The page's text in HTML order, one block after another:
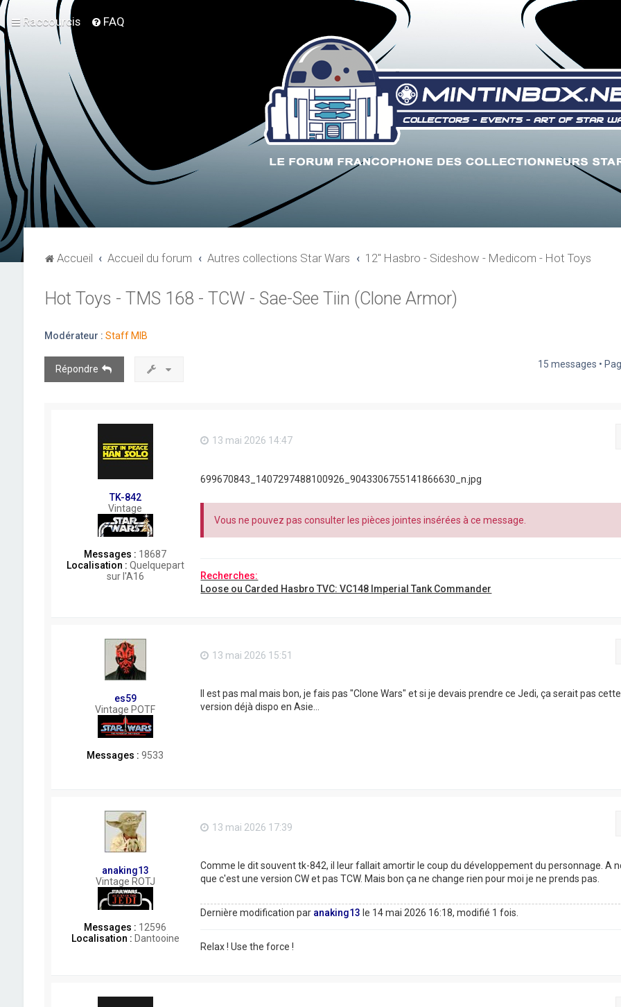
Raccourcis FAQ
Accueil Accueil du forum Autres collections Star Wars 12" Hasbro - Sideshow - Medicom - Hot Toys
Hot Toys - TMS 168 - TCW - Sae-See Tiin (Clone Armor)
Modérateur : Staff MIB
Répondre 15 messages •
TK-842
Vintage
Messages : 18687
Localisation : Quelquepart
sur l'A16
13 mai 2026 14:47
699670843_1407297488100926_9043306755141866630_n.jpg
Vous ne pouvez pas consulter les pièces jointes insérées à ce message.
Recherches:
Loose ou Carded Hasbro TVC: VC148 Imperial Tank Commander
es59
Vintage POTF
Messages : 9533
13 mai 2026 15:51
Il est pas mal mais bon, je fais pas "Clone Wars" et si je devais prendre ce Jedi, ça serait pas cette
version déjà dispo en Asie...
anaking13
Vintage ROTJ
Messages : 12596
Localisation : Dantooine
13 mai 2026 17:39
Comme le dit souvent tk-842, il leur fallait amortir le coup du développement du personnage. A
que c'est une version CW et pas TCW. Mais bon ça ne change rien pour moi je ne prends pas.
Dernière modification par anaking13 le 14 mai 2026 16:18, modifié 1 fois.
Relax ! Use the force !